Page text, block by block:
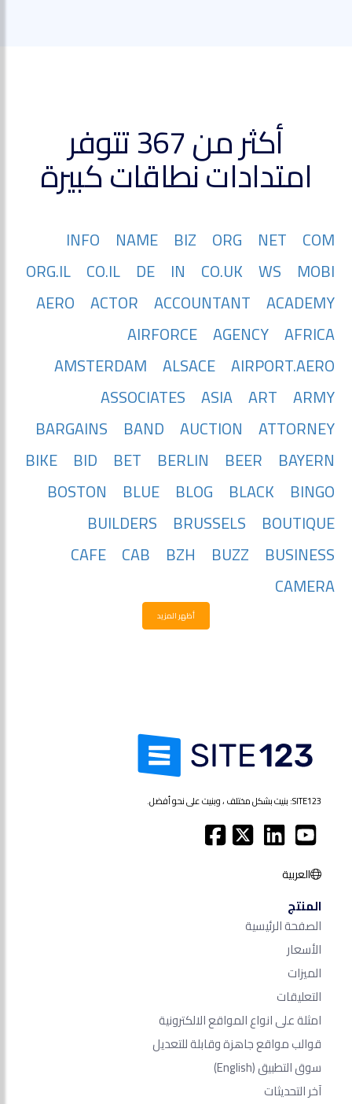
أكثر من 367 تتوفر
امتدادات نطاقات كبيرة
COM
NET
ORG
BIZ
NAME
INFO
MOBI
WS
CO.UK
IN
DE
CO.IL
ORG.IL
ACADEMY
ACCOUNTANT
ACTOR
AERO
AFRICA
AGENCY
AIRFORCE
AIRPORT.AERO
ALSACE
AMSTERDAM
ARMY
ART
ASIA
ASSOCIATES
ATTORNEY
AUCTION
BAND
BARGAINS
BAYERN
BEER
BERLIN
BET
BID
BIKE
BINGO
BLACK
BLOG
BLUE
BOSTON
BOUTIQUE
BRUSSELS
BUILDERS
BUSINESS
BUZZ
BZH
CAB
CAFE
CAMERA
أظهر المزيد
SITE123: بنيت بشكل مختلف ، وبنيت على نحو أفضل.
العربية
المنتج
الصفحة الرئيسية
الأسعار
الميزات
التعليقات
امثلة على انواع المواقع الالكترونية
قوالب مواقع جاهزة وقابلة للتعديل
سوق التطبيق(English)
آخر التحديثات